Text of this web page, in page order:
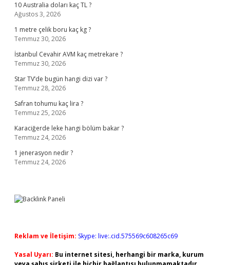
10 Australia doları kaç TL ?
Ağustos 3, 2026
1 metre çelik boru kaç kg ?
Temmuz 30, 2026
İstanbul Cevahir AVM kaç metrekare ?
Temmuz 30, 2026
Star TV’de bugün hangi dizi var ?
Temmuz 28, 2026
Safran tohumu kaç lira ?
Temmuz 25, 2026
Karaciğerde leke hangi bölüm bakar ?
Temmuz 24, 2026
1 jenerasyon nedir ?
Temmuz 24, 2026
Reklam ve İletişim: Skype: live:.cid.575569c608265c69
Yasal Uyarı: Bu internet sitesi, herhangi bir marka, kurum